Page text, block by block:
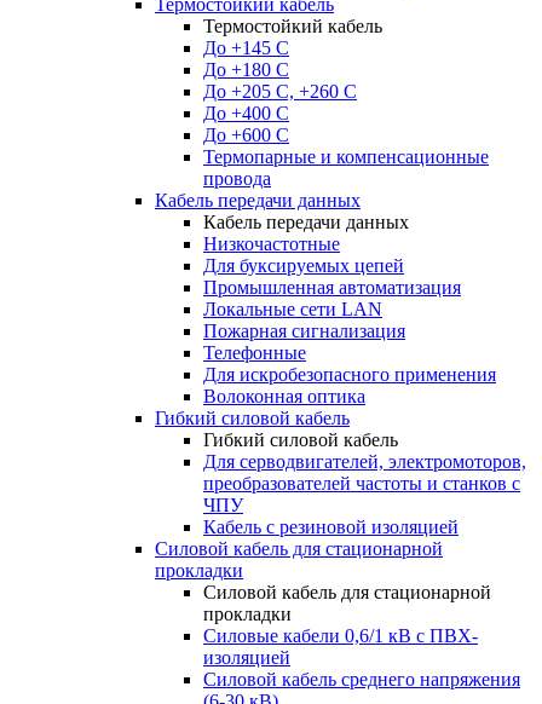
Термостойкий кабель
Термостойкий кабель
До +145 С
До +180 C
До +205 С, +260 С
До +400 C
До +600 С
Термопарные и компенсационные
провода
Кабель передачи данных
Кабель передачи данных
Низкочастотные
Для буксируемых цепей
Промышленная автоматизация
Локальные сети LAN
Пожарная сигнализация
Телефонные
Для искробезопасного применения
Волоконная оптика
Гибкий силовой кабель
Гибкий силовой кабель
Для серводвигателей, электромоторов,
преобразователей частоты и станков с
ЧПУ
Кабель с резиновой изоляцией
Силовой кабель для стационарной
прокладки
Силовой кабель для стационарной
прокладки
Силовые кабели 0,6/1 кВ с ПВХ-
изоляцией
Силовой кабель среднего напряжения